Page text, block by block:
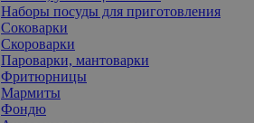
Наборы посуды для приготовления
Соковарки
Скороварки
Пароварки, мантоварки
Фритюрницы
Мармиты
Фондю